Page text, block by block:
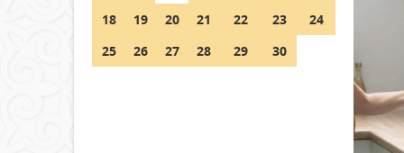
бере алады?
18
19 20 21 22 23
24
25
26 27 28 29 30